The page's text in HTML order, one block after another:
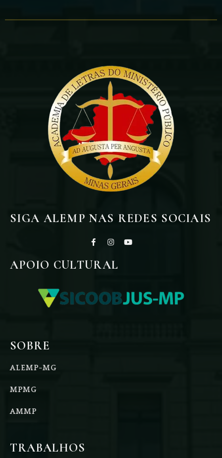
SIGA ALEMP NAS REDES SOCIAIS
APOIO CULTURAL
SOBRE
ALEMP-MG
MPMG
AMMP
TRABALHOS